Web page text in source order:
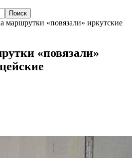
маршрутки «повязали» иркутские
«повязали»